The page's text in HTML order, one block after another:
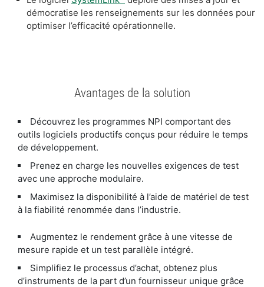
démocratise les renseignements sur les données pour
optimiser l’efficacité opérationnelle.
Avantages de la solution
Découvrez les programmes NPI comportant des
outils logiciels productifs conçus pour réduire le temps
de développement.
Prenez en charge les nouvelles exigences de test
avec une approche modulaire.
Maximisez la disponibilité à l’aide de matériel de test
à la fiabilité renommée dans l’industrie.
Augmentez le rendement grâce à une vitesse de
mesure rapide et un test parallèle intégré.
Simplifiez le processus d’achat, obtenez plus
d’instruments de la part d’un fournisseur unique grâce